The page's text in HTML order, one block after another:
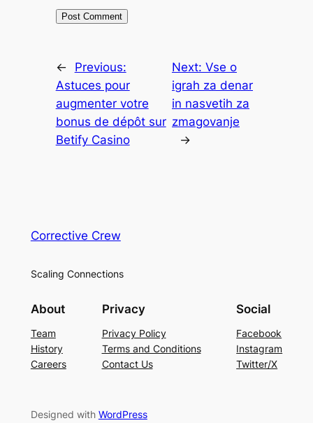
←
Previous:
Astuces pour
augmenter votre
bonus de dépôt sur
Betify Casino
Next: Vse o
igrah za denar
in nasvetih za
zmagovanje
→
Corrective Crew
Scaling Connections
About
Team
History
Careers
Privacy
Privacy Policy
Terms and Conditions
Contact Us
Social
Facebook
Instagram
Twitter/X
Designed with WordPress